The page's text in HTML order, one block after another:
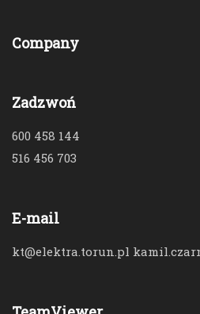
Company
Zadzwoń
600 458 144
516 456 703
E-mail
kt@elektra.torun.pl